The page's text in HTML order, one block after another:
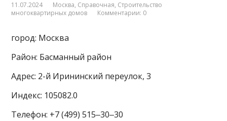
11.07.2024 Москва, Справочная, Строительство
многоквартирных домов
Комментарии: 0
город: Москва
Район: Басманный район
Адрес: 2-й Ирининский переулок, 3
Индекс: 105082.0
Телефон: +7 (499) 515‒30‒30